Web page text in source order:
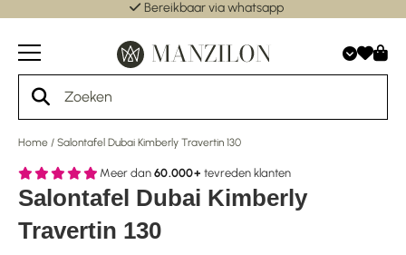
Bereikbaar via whatsapp
Home / Salontafel Dubai Kimberly Travertin 130
Meer dan 60.000+ tevreden klanten
Salontafel Dubai Kimberly
Travertin 130